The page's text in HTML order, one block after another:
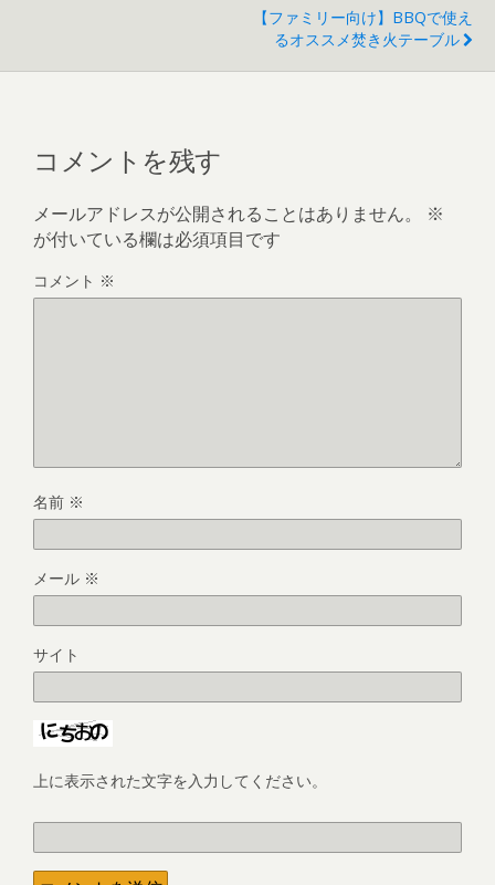
【ファミリー向け】BBQで使え
るオススメ焚き火テーブル
コメントを残す
メールアドレスが公開されることはありません。
※
が付いている欄は必須項目です
コメント ※
名前 ※
メール ※
サイト
上に表示された文字を入力してください。